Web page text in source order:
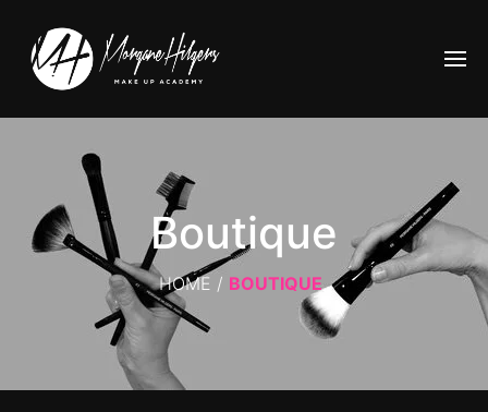
Boutique
HOME / BOUTIQUE